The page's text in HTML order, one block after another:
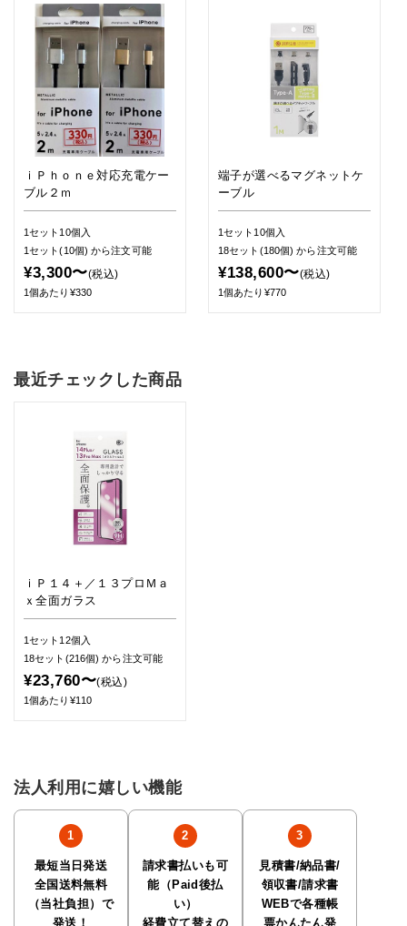
ｉＰｈｏｎｅ対応充電ケー
ブル２ｍ
1セット10個入
1セット(10個)から注文可能
¥3,300〜(税込)
1個あたり¥330
端子が選べるマグネットケ
ーブル
1セット10個入
18セット(180個)から注文可能
¥138,600〜(税込)
1個あたり¥770
最近チェックした商品
ｉＰ１４＋／１３プロＭａ
ｘ全面ガラス
1セット12個入
18セット(216個)から注文可能
¥23,760〜(税込)
1個あたり¥110
法人利用に嬉しい機能
最短当日発送
全国送料無料
（当社負担）で
発送！
請求書払いも可
能（Paid後払
い）
経費立て替えの
見積書/納品書/
領収書/請求書
WEBで各種帳
票かんたん発